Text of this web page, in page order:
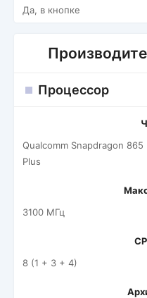
Да, в кнопке
Процессор
Qualcomm Snapdragon 865
Plus
3100 МГц
8 (1 + 3 + 4)